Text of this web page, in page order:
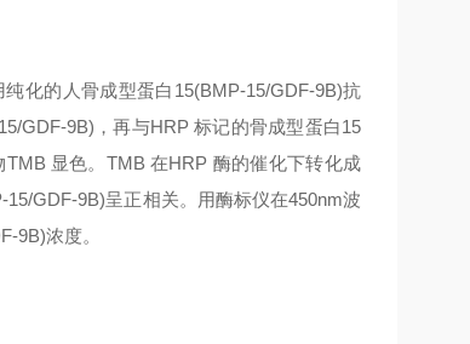
纯化的人 骨成型蛋白15(BMP-15/GDF-9B)抗
GDF-9B) ，再与HRP 标记的骨成型蛋白15
显色。TMB 在HRP 酶的催化下转化成
15/GDF-9B)呈正相关。用酶标仪在450nm波
9B)浓度。